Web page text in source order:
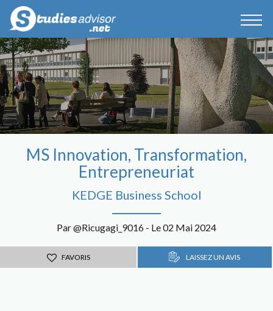
MS Innovation, Transformation,
Entrepreneuriat
KEDGE Business School
Par @Ricugagi_9016 - Le 02 Mai 2024
FAVORIS LAISSEZ UN AVIS